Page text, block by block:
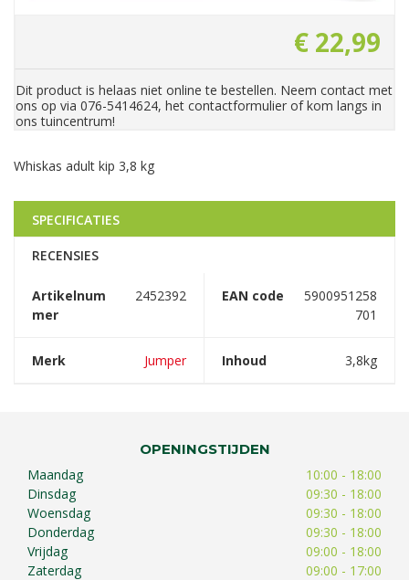
€ 22,99
Dit product is helaas niet online te bestellen. Neem contact met
ons op via 076-5414624, het contactformulier of kom langs in
ons tuincentrum!
Whiskas adult kip 3,8 kg
SPECIFICATIES
RECENSIES
Artikelnum
mer
2452392 EAN code
5900951258
701
Merk Jumper Inhoud 3,8kg
OPENINGSTIJDEN
Maandag
10:00 - 18:00
Dinsdag
09:30 - 18:00
Woensdag
09:30 - 18:00
Donderdag
09:30 - 18:00
Vrijdag
09:00 - 18:00
Zaterdag
09:00 - 17:00